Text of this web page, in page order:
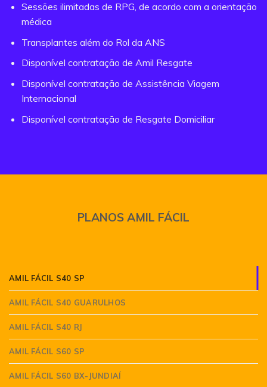
Sessões ilimitadas de RPG, de acordo com a orientação
médica
Transplantes além do Rol da ANS
Disponível contratação de Amil Resgate
Disponível contratação de Assistência Viagem
Internacional
Disponível contratação de Resgate Domiciliar
PLANOS AMIL FÁCIL
AMIL FÁCIL S40 SP
AMIL FÁCIL S40 GUARULHOS
AMIL FÁCIL S40 RJ
AMIL FÁCIL S60 SP
AMIL FÁCIL S60 BX-JUNDIAÍ